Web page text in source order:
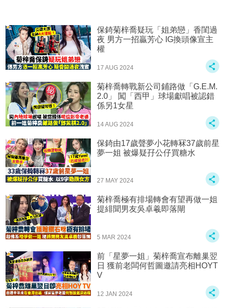
保錡菊梓喬疑玩「姐弟戀」香閨過
夜 男方一招贏芳心 IG換頭像宣主
權
17 AUG 2024
菊梓喬轉戰新公司鋪路做「G.E.M.
2.0」 闖「西甲」球場獻唱被認錯
係另1女星
14 AUG 2024
保錡由17歲聲夢小花轉冧37歲前星
夢一姐 被爆疑孖公仔買糖水
27 MAY 2024
菊梓喬極有排場轉會有望再做一姐
提緋聞男友吳卓羲即落閘
5 MAR 2024
前「星夢一姐」菊梓喬宣布離巢翌
日 獲前老闆何哲圖邀請亮相HOYT
V
12 JAN 2024